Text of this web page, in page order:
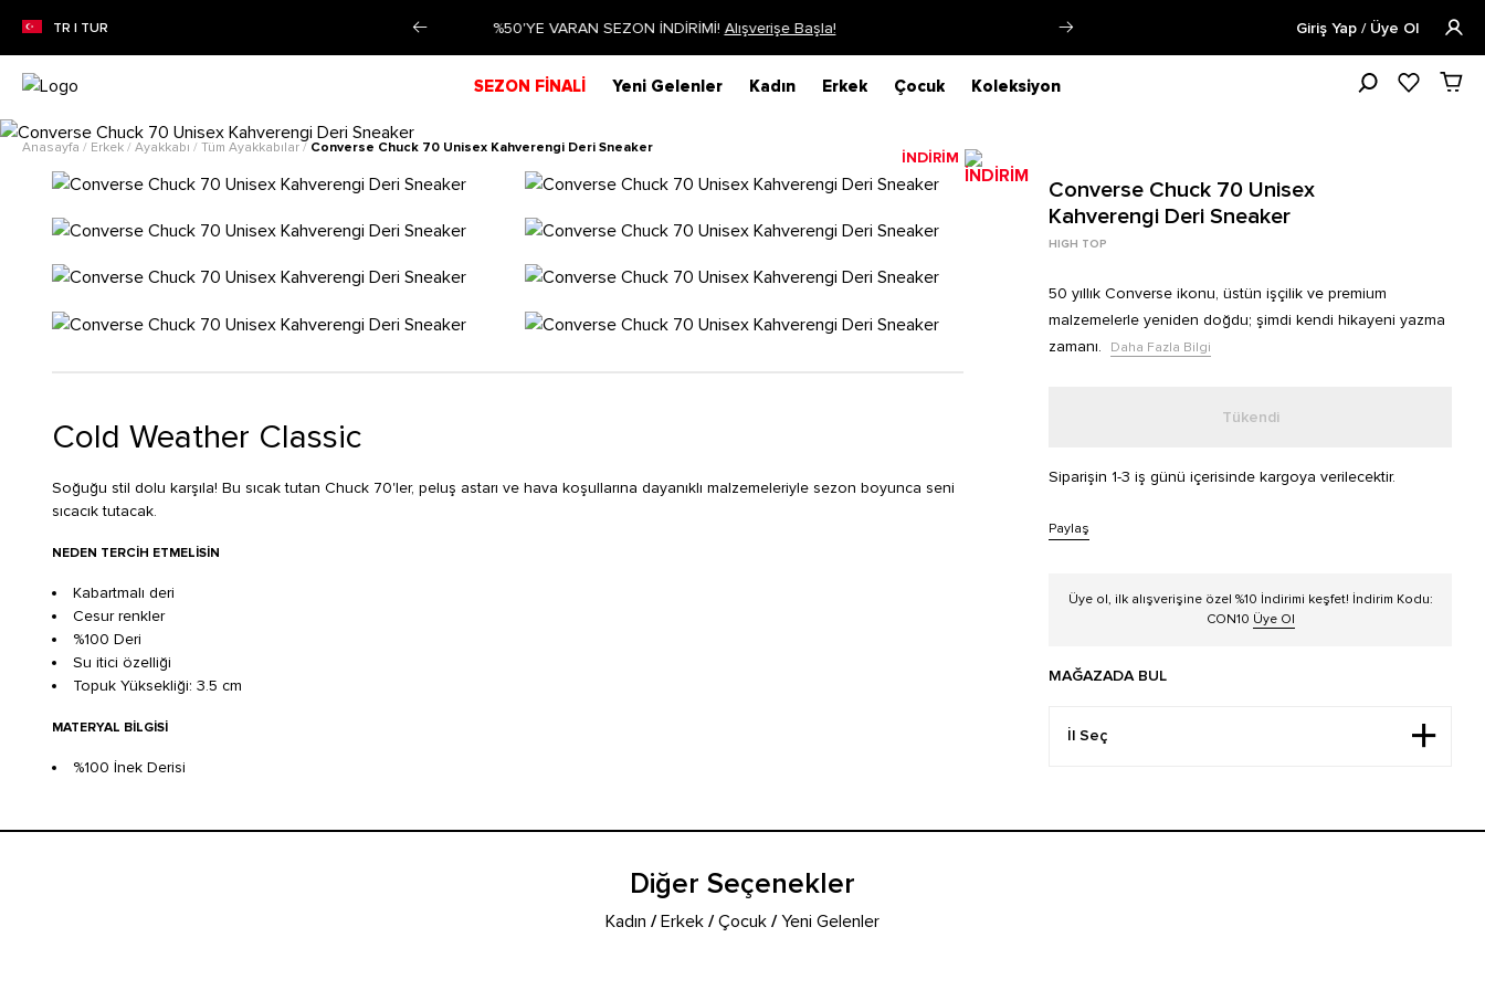
TR | TUR
İNDİRİMİ!Alışverişe Başla! Siparişin 1-3 iş günü içerisinde kargoya verilecektir. Öğrencilere Özel Tüm Ürünlerde
Giriş Yap / Üye Ol
SEZON FİNALİ Yeni Gelenler Kadın Erkek Çocuk Koleksiyon
Anasayfa / Erkek / Ayakkabı / Tüm Ayakkabılar / Converse Chuck 70 Unisex Kahverengi Deri Sneaker
İNDİRİM
Cold Weather Classic
Soğuğu stil dolu karşıla! Bu sıcak tutan Chuck 70'ler, peluş astarı ve hava koşullarına dayanıklı malzemeleriyle sezon boyunca seni
sıcacık tutacak.
NEDEN TERCIH ETMELISIN
Kabartmalı deri
Cesur renkler
%100 Deri
Su itici özelliği
Topuk Yüksekliği: 3.5 cm
MATERYAL BILGISI
%100 İnek Derisi
Converse Chuck 70 Unisex
Kahverengi Deri Sneaker
HIGH TOP
50 yıllık Converse ikonu, üstün işçilik ve premium
malzemelerle yeniden doğdu; şimdi kendi hikayeni yazma
zamanı.
Daha Fazla Bilgi
Tükendi
Siparişin 1-3 iş günü içerisinde kargoya verilecektir.
Paylaş
Üye ol, ilk alışverişine özel %10 İndirimi keşfet! İndirim Kodu:
CON10 Üye Ol
MAĞAZADA BUL
Diğer Seçenekler
Kadın /Erkek /Çocuk /Yeni Gelenler